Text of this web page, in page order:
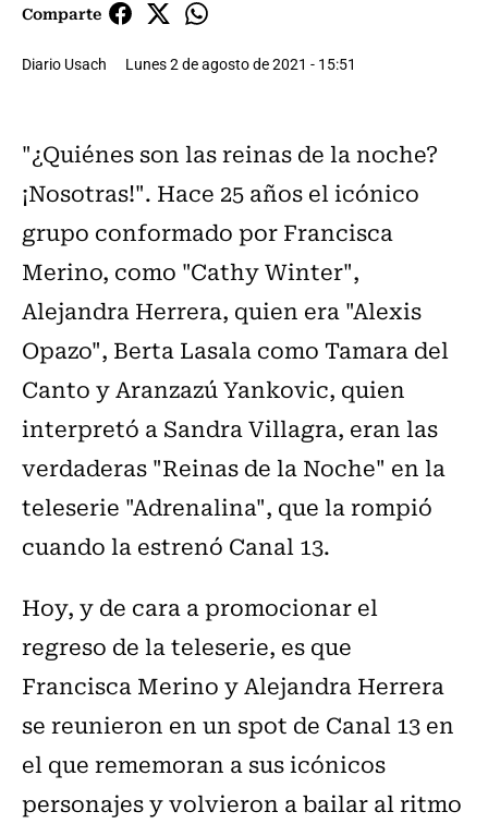
Comparte
Diario Usach Lunes 2 de agosto de 2021 - 15:51
"¿Quiénes son las reinas de la noche?
¡Nosotras!". Hace 25 años el icónico
grupo conformado por Francisca
Merino, como "Cathy Winter",
Alejandra Herrera, quien era "Alexis
Opazo", Berta Lasala como Tamara del
Canto y Aranzazú Yankovic, quien
interpretó a Sandra Villagra, eran las
verdaderas "Reinas de la Noche" en la
teleserie "Adrenalina", que la rompió
cuando la estrenó Canal 13.
Hoy, y de cara a promocionar el
regreso de la teleserie, es que
Francisca Merino y Alejandra Herrera
se reunieron en un spot de Canal 13 en
el que rememoran a sus icónicos
personajes y volvieron a bailar al ritmo